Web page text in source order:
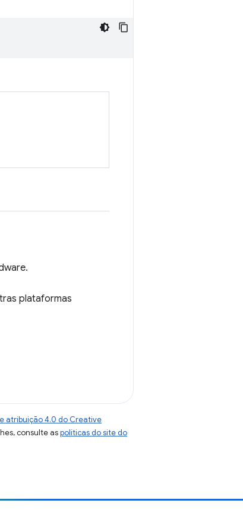
plataformas
atribuição 4.0 do Creative
consulte aspolíticas do site do